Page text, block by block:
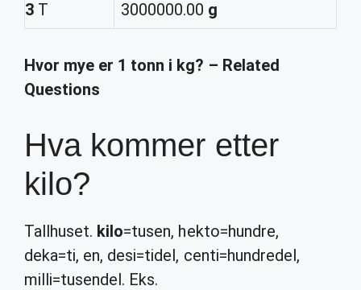
3 T 3000000.00 g
Hvor mye er 1 tonn i kg? – Related
Questions
Hva kommer etter
kilo?
Tallhuset. kilo=tusen, hekto=hundre,
deka=ti, en, desi=tidel, centi=hundredel,
milli=tusendel. Eks.